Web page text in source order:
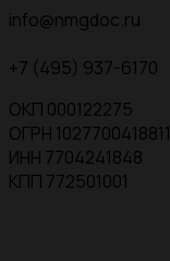
info@nmgdoc.ru
+7 (495) 937-6170
ОКП 000122275
ОГРН 1027700418811
ИНН 7704241848
КПП 772501001